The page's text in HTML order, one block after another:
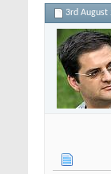
3rd August